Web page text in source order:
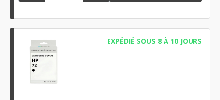
EXPÉDIÉ SOUS 8 À 10 JOURS